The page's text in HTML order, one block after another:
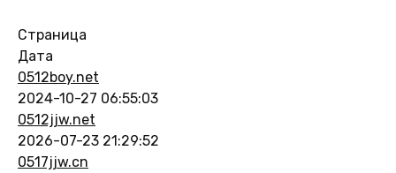
Страница
Дата
0512boy.net
2024-10-27 06:55:03
0512jjw.net
2026-07-23 21:29:52
0517jjw.cn